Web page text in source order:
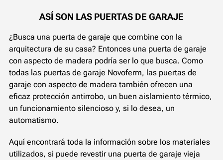
ASÍ SON LAS PUERTAS DE GARAJE
¿Busca una puerta de garaje que combine con la
arquitectura de su casa? Entonces una puerta de garaje
con aspecto de madera podría ser lo que busca. Como
todas las puertas de garaje Novoferm, las puertas de
garaje con aspecto de madera también ofrecen una
eficaz protección antirrobo, un buen aislamiento térmico,
un funcionamiento silencioso y, si lo desea, un
automatismo.
Aquí encontrará toda la información sobre los materiales
utilizados, si puede revestir una puerta de garaje vieja